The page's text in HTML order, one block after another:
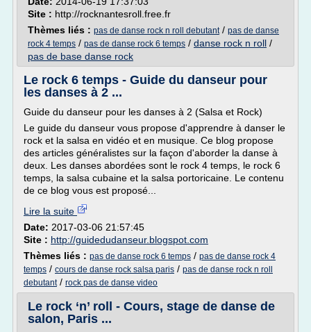
Site : http://rocknantesroll.free.fr
Thèmes liés : pas de danse rock n roll debutant/ pas de danse
rock 4 temps / pas de danse rock 6 temps / danse rock n roll /
pas de base danse rock
Le rock 6 temps - Guide du danseur pour
les danses à 2 ...
Guide du danseur pour les danses à 2 (Salsa et Rock)
Le guide du danseur vous propose d'apprendre à danser le
rock et la salsa en vidéo et en musique. Ce blog propose
des articles généralistes sur la façon d'aborder la danse à
deux. Les danses abordées sont le rock 4 temps, le rock 6
temps, la salsa cubaine et la salsa portoricaine. Le contenu
de ce blog vous est proposé...
Lire la suite
Date: 2017-03-06 21:57:45
Site : http://guidedudanseur.blogspot.com
Thèmes liés : pas de danse rock 6 temps / pas de danse rock 4
temps / cours de danse rock salsa paris / pas de danse rock n roll
debutant/ rock pas de danse video
Le rock ‘n’ roll - Cours, stage de danse de
salon, Paris ...